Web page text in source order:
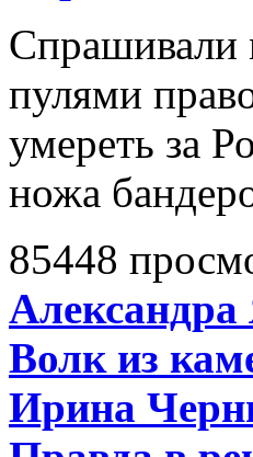
Спрашивали
пулями
умереть за
ножа
85448
Александра
Волк из
Ирина